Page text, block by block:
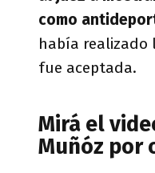
como
había realizado
fue aceptada.
Mirá el
Muñóz por